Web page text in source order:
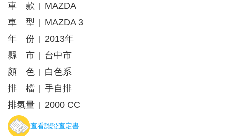
車 款
MAZDA
車 型
MAZDA 3
年 份
2013年
縣 市
台中市
顏 色
白色系
排 檔
手自排
排氣量
2000 CC
查看認證查定書